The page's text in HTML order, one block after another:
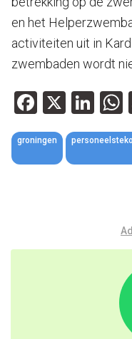
en het
activiteiten uit in
zwembaden wordt
Facebook
X
groningen